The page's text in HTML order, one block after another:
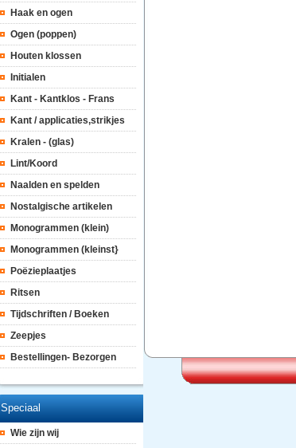
Haak en ogen
Ogen (poppen)
Houten klossen
Initialen
Kant - Kantklos - Frans
Kant / applicaties,strikjes
Kralen - (glas)
Lint/Koord
Naalden en spelden
Nostalgische artikelen
Monogrammen (klein)
Monogrammen (kleinst}
Poëzieplaatjes
Ritsen
Tijdschriften / Boeken
Zeepjes
Bestellingen- Bezorgen
Speciaal
Wie zijn wij